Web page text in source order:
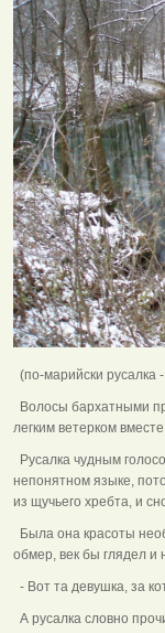
(по-марийски русалка
Волосы бархатными
легким ветерком
Русалка чудным
непонятном языке,
из щучьего хребта, и
Была она красоты
обмер, век бы глядел
- Вот та девушка, за
А русалка словно